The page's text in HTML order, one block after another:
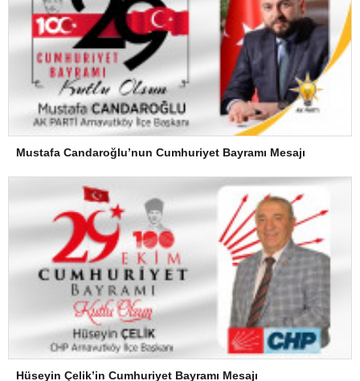
Mustafa Candaroğlu’nun Cumhuriyet Bayramı Mesajı
Hüseyin Çelik’in Cumhuriyet Bayramı Mesajı